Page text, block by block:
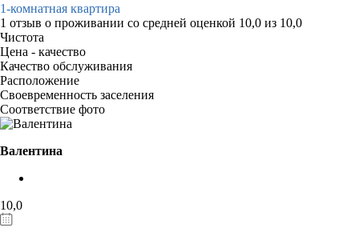
1-комнатная квартира
1 отзыв о проживании со средней оценкой 10,0 из 10,0
Чистота
Цена - качество
Качество обслуживания
Расположение
Своевременность заселения
Соответствие фото
Валентина
10,0